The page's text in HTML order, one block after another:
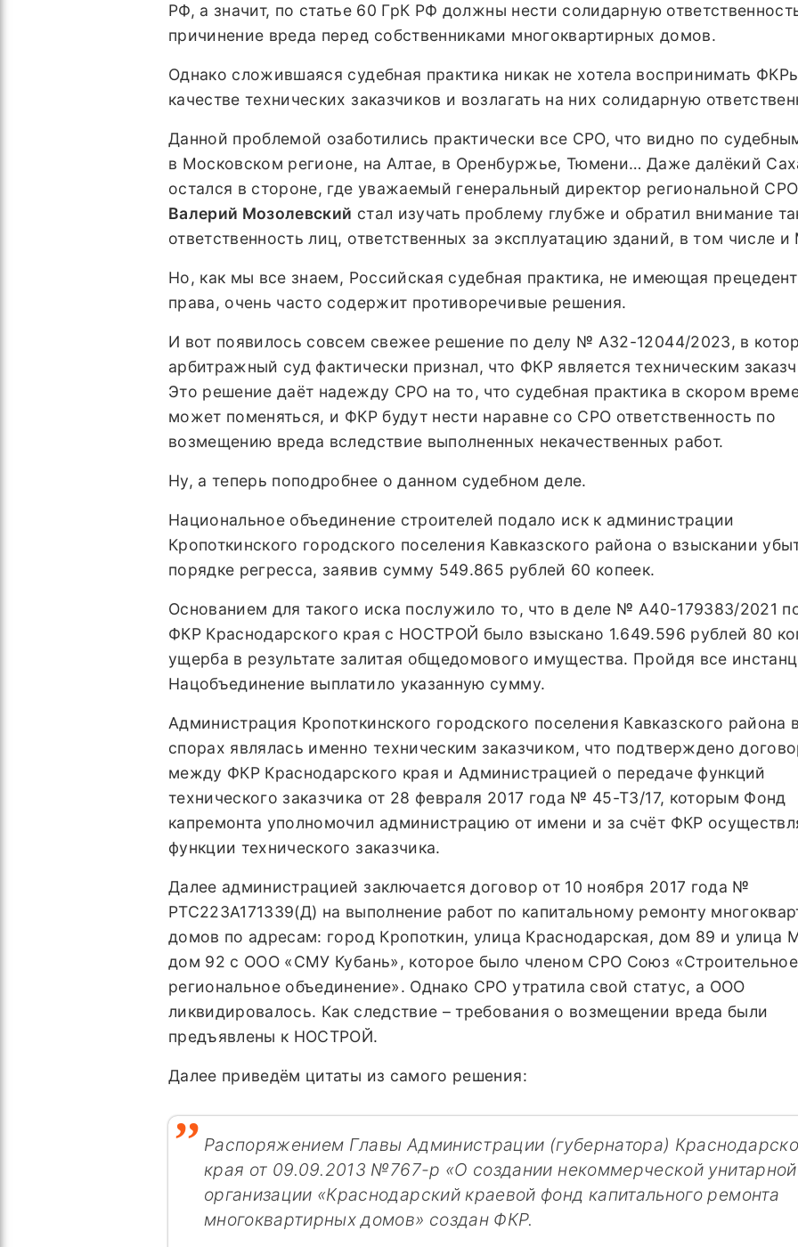
РФ, а значит, по статье 60 ГрК РФ должны нести солидарную
причинение вреда перед собственниками многоквартирных домов.
Однако сложившаяся судебная практика никак не хотела воспринимать
качестве технических заказчиков и возлагать на них солидарную
Данной проблемой озаботились практически все СРО, что видно по
в Московском регионе, на Алтае, в Оренбуржье, Тюмени… Даже далёкий
остался в стороне, где уважаемый генеральный директор региональной СРО
Валерий Мозолевский стал изучать проблему глубже и обратил внимание
ответственность лиц, ответственных за эксплуатацию зданий, в том числе
Но, как мы все знаем, Российская судебная практика, не имеющая
права, очень часто содержит противоречивые решения.
И вот появилось совсем свежее решение по делу № А32-12044/2023, в
арбитражный суд фактически признал, что ФКР является техническим
Это решение даёт надежду СРО на то, что судебная практика в скором
может поменяться, и ФКР будут нести наравне со СРО ответственность по
возмещению вреда вследствие выполненных некачественных работ.
Ну, а теперь поподробнее о данном судебном деле.
Национальное объединение строителей подало иск к администрации
Кропоткинского городского поселения Кавказского района о взыскании
порядке регресса, заявив сумму 549.865 рублей 60 копеек.
Основанием для такого иска послужило то, что в деле № А40-179383/2021
ФКР Краснодарского края с НОСТРОЙ было взыскано 1.649.596 рублей 80
ущерба в результате залитая общедомового имущества. Пройдя все
Нацобъединение выплатило указанную сумму.
Администрация Кропоткинского городского поселения Кавказского района
спорах являлась именно техническим заказчиком, что подтверждено
между ФКР Краснодарского края и Администрацией о передаче функций
технического заказчика от 28 февраля 2017 года № 45-ТЗ/17, которым Фонд
капремонта уполномочил администрацию от имени и за счёт ФКР
функции технического заказчика.
Далее администрацией заключается договор от 10 ноября 2017 года №
РТС223А171339(Д) на выполнение работ по капитальному ремонту
домов по адресам: город Кропоткин, улица Краснодарская, дом 89 и улица
дом 92 с ООО «СМУ Кубань», которое было членом СРО Союз «Строительное
региональное объединение». Однако СРО утратила свой статус, а ООО
ликвидировалось. Как следствие – требования о возмещении вреда были
предъявлены к НОСТРОЙ.
Далее приведём цитаты из самого решения:
Распоряжением Главы Администрации (губернатора)
края от 09.09.2013 №767-р «О создании некоммерческой унитарной
организации «Краснодарский краевой фонд капитального ремонта
многоквартирных домов» создан ФКР.